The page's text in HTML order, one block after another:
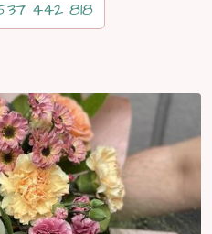
442 818